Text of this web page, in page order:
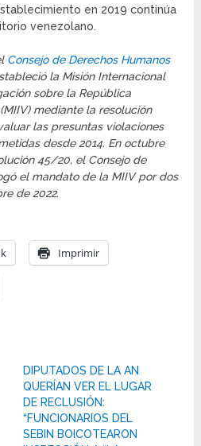
en 2019 continúa
venezolano.
Consejo de Derechos Humanos
la Misión Internacional
sobre la República
mediante la resolución
las presuntas violaciones
desde 2014. En octubre
45/20, el Consejo de
el mandato de la MIIV por dos
de 2022.
Imprimir
DIPUTADOS DE LA AN
QUERÍAN VER EL LUGAR
DE RECLUSIÓN:
“FUNCIONARIOS DEL
SEBIN BOICOTEARON